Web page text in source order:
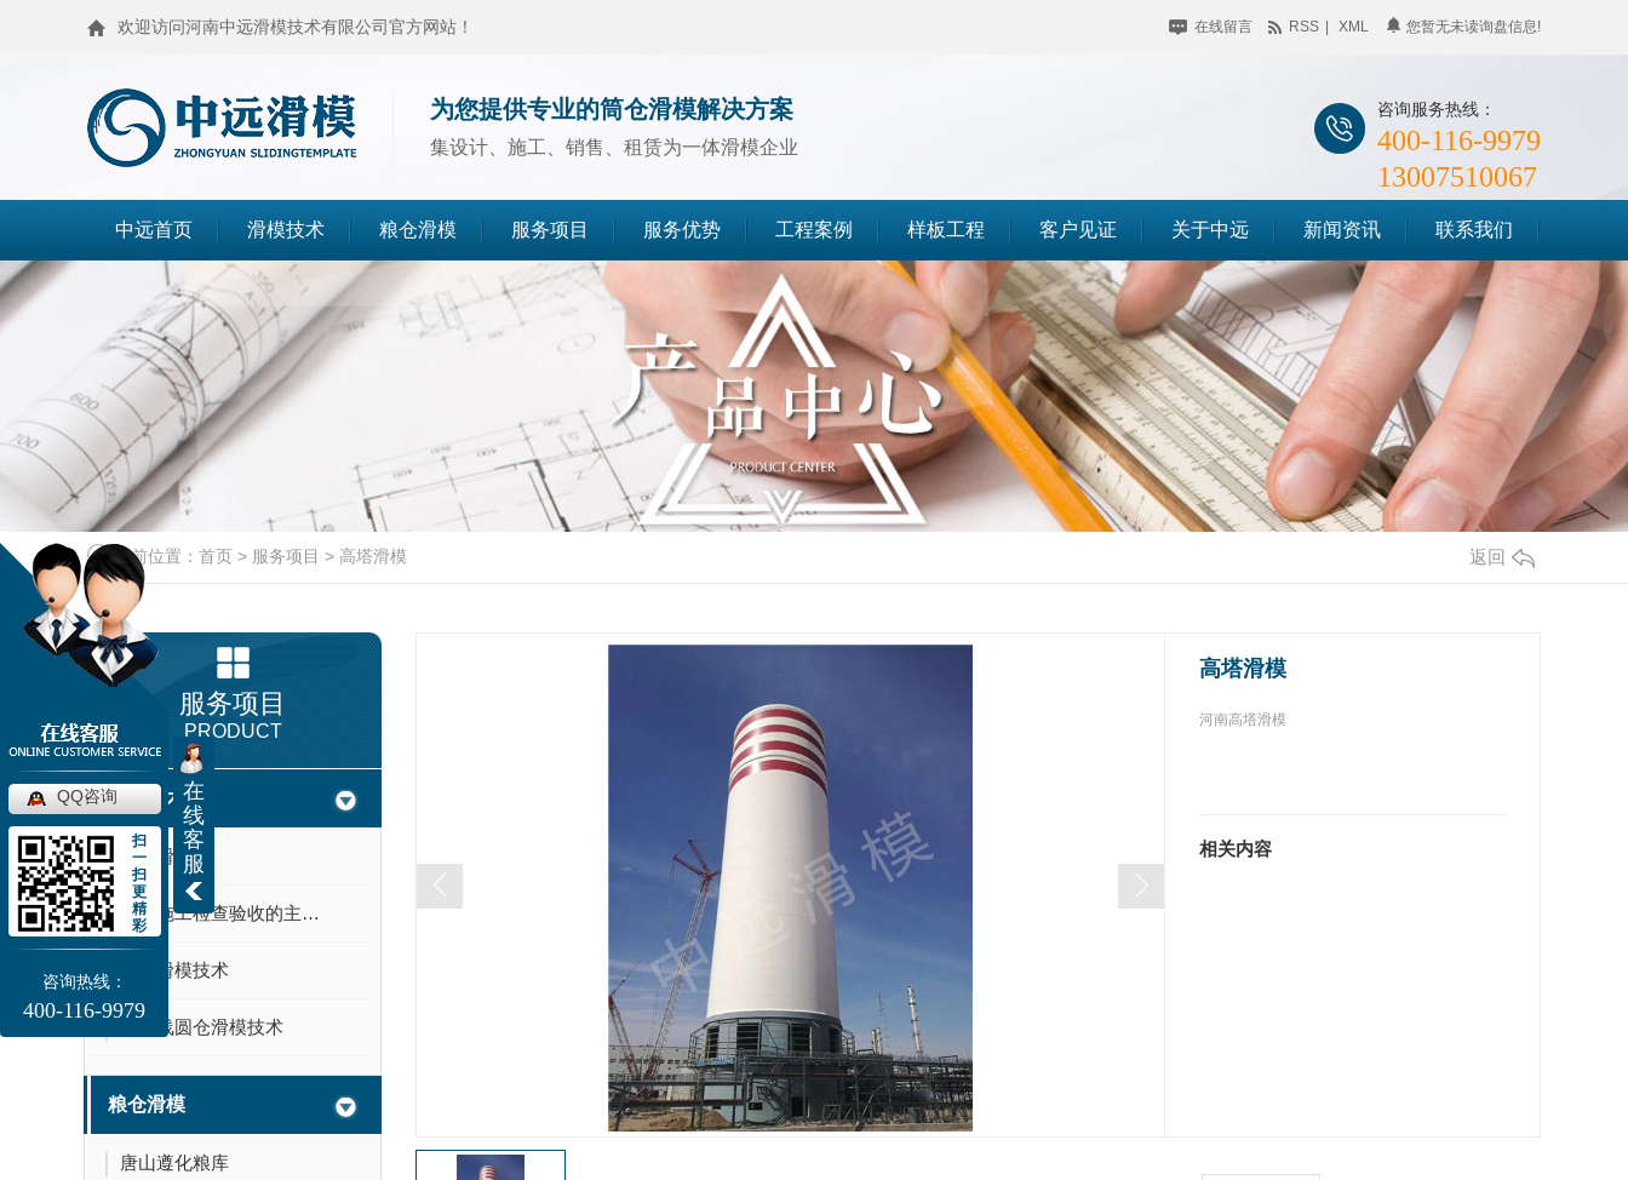
欢迎访问河南中远滑模技术有限公司官方网站！ 您暂无未读询盘信息!
在线留言 RSS XML
为您提供专业的筒仓滑模解决方案
集设计、施工、销售、租赁为一体滑模企业
咨询服务热线：
400-116-9979
13007510067
中远首页 滑模技术 粮仓滑模 服务项目
滑模技术 粮仓滑模 煤仓滑模 储料仓滑模
麦仓滑模 水泥仓滑模 筒仓滑模
造粒塔滑模 烟囱滑模 灰库滑模 竖井滑模
高塔滑模 筒仓封顶
服务优势 工程案例 样板工程 客户见证 关于中远
公司简介
企业相册
荣誉资质
新闻资讯
企业动态
行业聚焦
知识百科
时事聚焦
其他
联系我们
当前位置： 首页 > 服务项目 > 高塔滑模 返回
服务项目
PRODUCT
滑模技术
河南滑模
滑模施工检查验收的主要内容
河南滑模技术
河南浅圆仓滑模技术
粮仓滑模
唐山遵化粮库
高塔滑模
河南高塔滑模
相关内容
在
线
客
服
QQ咨询
扫
一
扫
更
精
彩
咨询热线：
400-116-9979